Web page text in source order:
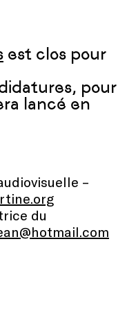
est clos pour
pour
lancé en
–
du